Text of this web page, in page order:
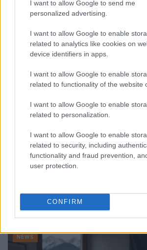
I want to allow Google to send me
personalized advertising.
I want to allow Google to enable
related to analytics like cookies on
device identifiers in apps.
I want to allow Google to enable
related to functionality of the website
I want to allow Google to enable
related to personalization.
I want to allow Google to enable
related to security, including
functionality and fraud prevention,
user protection.
CONFIRM
Continua a leggere
NEWS